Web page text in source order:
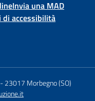
Invia una MAD
di accessibilità
-23017 Morbegno (SO)